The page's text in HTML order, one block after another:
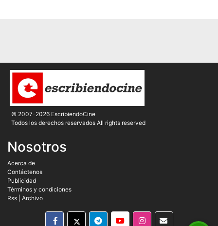
© 2007-2026 EscribiendoCine
Todos los derechos reservados All rights reserved
Nosotros
Acerca de
Contáctenos
Publicidad
Términos y condiciones
Rss
Archivo